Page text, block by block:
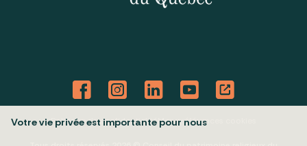
Politique de confidentialité Mes préférences cookies
Votre vie privée est importante pour nous